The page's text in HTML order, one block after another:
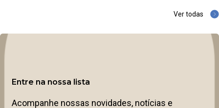
Ver todas
Entre na nossa lista
Acompanhe nossas novidades, notícias e